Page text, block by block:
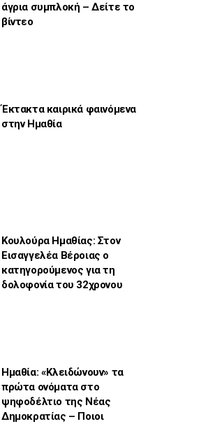
άγρια συμπλοκή – Δείτε το
βίντεο
Έκτακτα καιρικά φαινόμενα
στην Ημαθία
Κουλούρα Ημαθίας: Στον
Εισαγγελέα Βέροιας ο
κατηγορούμενος για τη
δολοφονία του 32χρονου
Ημαθία: «Κλειδώνουν» τα
πρώτα ονόματα στο
ψηφοδέλτιο της Νέας
Δημοκρατίας – Ποιοι